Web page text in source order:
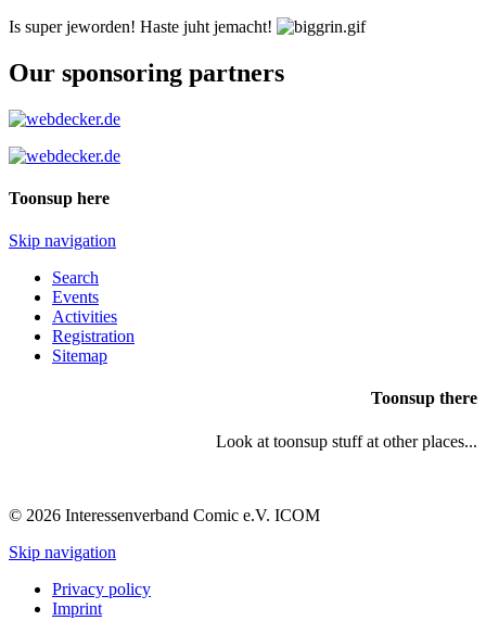
Is super jeworden! Haste juht jemacht!
Our sponsoring partners
Toonsup here
Skip navigation
Search
Events
Activities
Registration
Sitemap
Toonsup there
Look at toonsup stuff at other places...
© 2026 Interessenverband Comic e.V. ICOM
Skip navigation
Privacy policy
Imprint